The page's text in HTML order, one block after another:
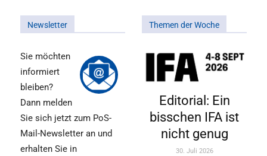
Newsletter
Sie möchten
informiert
bleiben?
Dann melden
Sie sich jetzt zum PoS-
Mail-Newsletter an und
erhalten Sie in
Themen der Woche
Editorial: Ein
bisschen IFA ist
nicht genug
30. Juli 2026